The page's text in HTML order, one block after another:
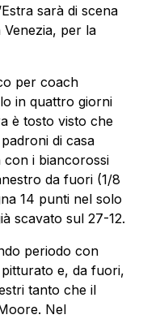
sarà di scena
per la
per coach
in quattro giorni
è tosto visto che
di casa
con i biancorossi
da fuori (1/8
14 punti nel solo
scavato sul 27-12.
periodo con
e, da fuori,
tanto che il
Nel